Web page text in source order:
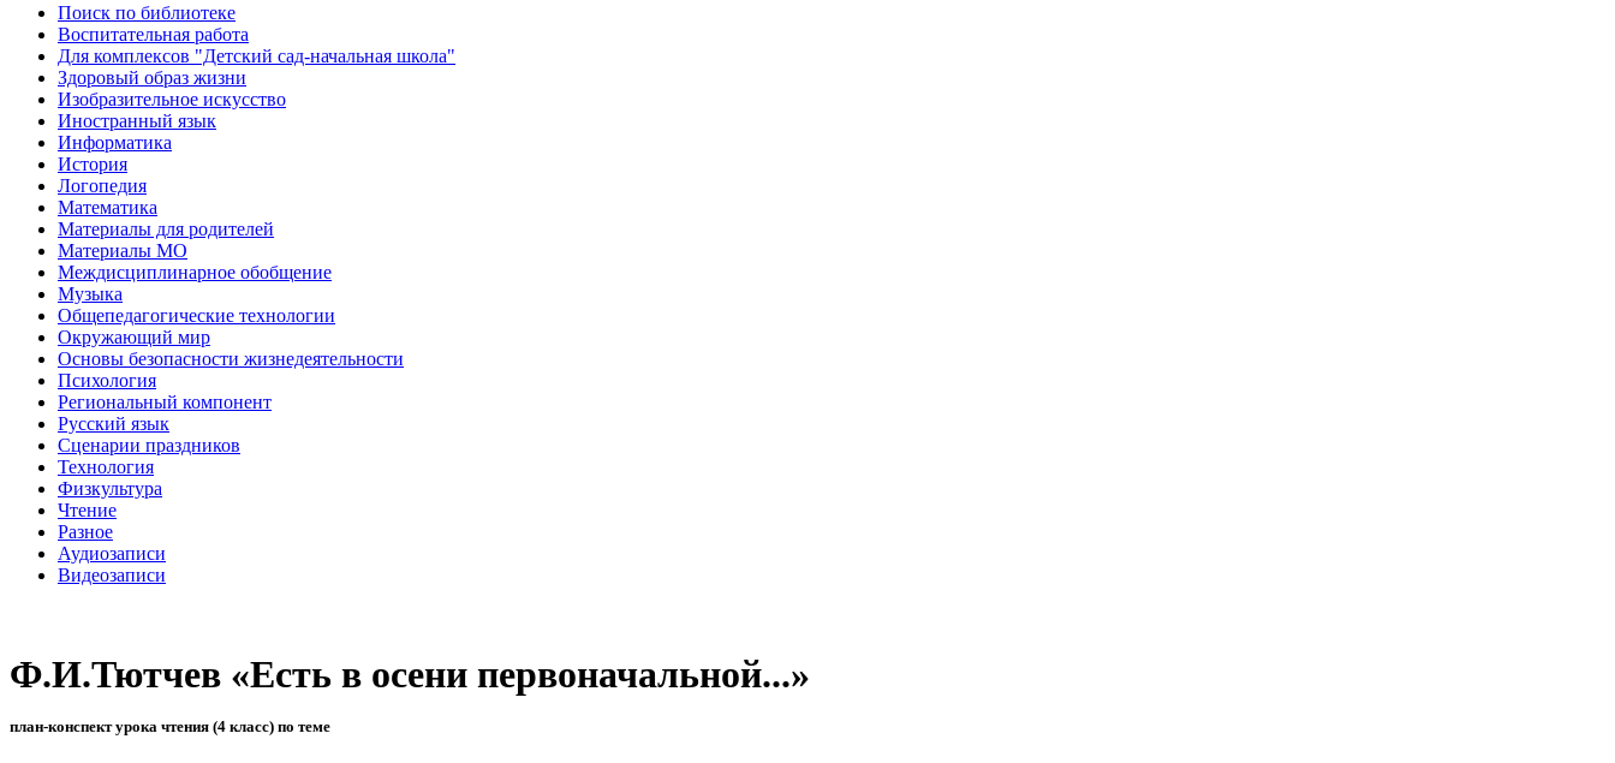
Поиск по библиотеке
Воспитательная работа
Для комплексов "Детский сад-начальная школа"
Здоровый образ жизни
Изобразительное искусство
Иностранный язык
Информатика
История
Логопедия
Математика
Материалы для родителей
Материалы МО
Междисциплинарное обобщение
Музыка
Общепедагогические технологии
Окружающий мир
Основы безопасности жизнедеятельности
Психология
Региональный компонент
Русский язык
Сценарии праздников
Технология
Физкультура
Чтение
Разное
Аудиозаписи
Видеозаписи
Ф.И.Тютчев «Есть в осени первоначальной...»
план-конспект урока чтения (4 класс) по теме